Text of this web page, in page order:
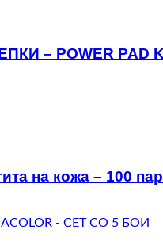
– POWER PAD
на кожа – 100